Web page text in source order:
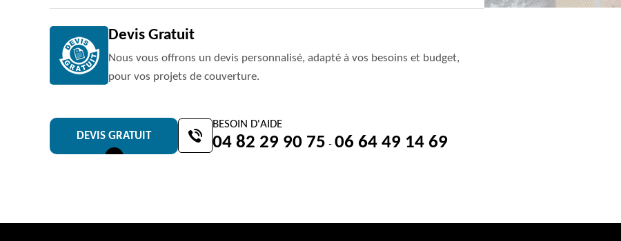
Devis Gratuit
Nous vous offrons un devis personnalisé, adapté à vos besoins et budget,
pour vos projets de couverture.
DEVIS GRATUIT
BESOIN D'AIDE
04 82 29 90 75 - 06 64 49 14 69